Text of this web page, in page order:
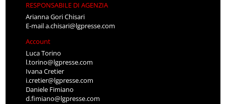
RESPONSABILE DI AGENZIA
Arianna Gori Chisari
E-maila.chisari@lgpresse.com
Account
Luca Torino
l.torino@lgpresse.com
Ivana Cretier
i.cretier@lgpresse.com
Daniele Fimiano
d.fimiano@lgpresse.com